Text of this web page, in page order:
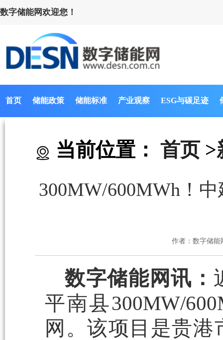
数字储能网欢迎您！
首页 储能政策 储能标准 产业观察 ESG与碳足迹
当前位置： 首页 >
300MW/600MWh！
作者：数字储能
数字储能网讯：
平南县300MW/
网。该项目是贵